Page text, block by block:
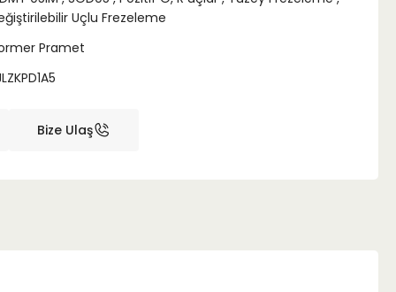
Uçlu Frezeleme
Pramet
Bize Ulaş